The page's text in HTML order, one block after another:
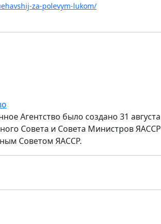
za-polevym-lukom/
Агентство было создано 31 августа
Совета и Совета Министров ЯАССР
Советом ЯАССР.